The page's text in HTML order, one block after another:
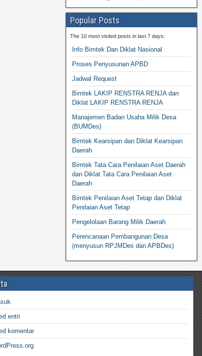
Popular Posts
The 10 most visited posts in last 7 days:
Info Bimtek Dan Diklat Nasional
Proses Penyusunan APBD
Jadwal Request
Bimtek LAKIP RENSTRA RENJA dan
Diklat LAKIP RENSTRA RENJA
Manajemen Badan Usaha Milik Desa
(BUMDes)
Bimtek Kearsipan dan Diklat Kearsipan
Daerah
Bimtek Tata Cara Penilaian Aset Daerah
dan Diklat Tata Cara Penilaian Aset
Daerah
Bimtek Penilaian Aset Tetap dan Diklat
Penilaian Aset Tetap
Pengelolaan Barang Milik Daerah
Perencanaan Pembangunan Desa
(menyusun RPJMDes dan APBDes)
entri
komentar